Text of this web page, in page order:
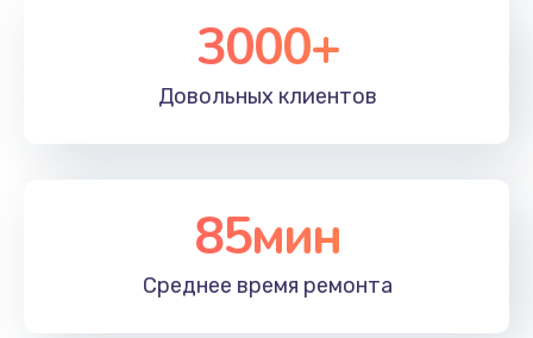
3000+
Довольных клиентов
85мин
Среднее время ремонта